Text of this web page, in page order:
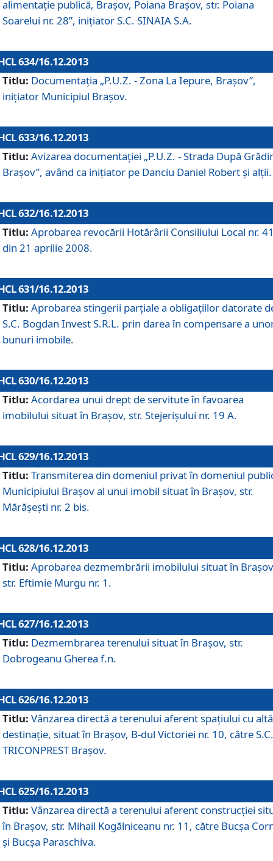
alimentaţie publică, Braşov, Poiana Braşov, str. Poiana
Soarelui nr. 28”, iniţiator S.C. SINAIA S.A.
634/16.12.2013
Titlu: Documentaţia „P.U.Z. - Zona La Iepure, Braşov”,
iniţiator Municipiul Braşov.
633/16.12.2013
Titlu: Avizarea documentaţiei „P.U.Z. - Strada După
Braşov”, având ca iniţiator pe Danciu Daniel Robert şi alţii.
632/16.12.2013
Titlu: Aprobarea revocării Hotărârii Consiliului Local nr.
din 21 aprilie 2008.
631/16.12.2013
Titlu: Aprobarea stingerii parţiale a obligaţiilor datorate
S.C. Bogdan Invest S.R.L. prin darea în compensare a
bunuri imobile.
630/16.12.2013
Titlu: Acordarea unui drept de servitute în favoarea
imobilului situat în Braşov, str. Stejerişului nr. 19 A.
629/16.12.2013
Titlu: Transmiterea din domeniul privat în domeniul
Municipiului Braşov al unui imobil situat în Braşov, str.
Mărăşeşti nr. 2 bis.
628/16.12.2013
Titlu: Aprobarea dezmembrării imobilului situat în
str. Eftimie Murgu nr. 1.
627/16.12.2013
Titlu: Dezmembrarea terenului situat în Braşov, str.
Dobrogeanu Gherea f.n.
626/16.12.2013
Titlu: Vânzarea directă a terenului aferent spaţiului cu altă
destinaţie, situat în Braşov, B-dul Victoriei nr. 10, către S.C.
TRICONPREST Braşov.
625/16.12.2013
Titlu: Vânzarea directă a terenului aferent construcţiei
în Braşov, str. Mihail Kogălniceanu nr. 11, către Bucşa
şi Bucşa Paraschiva.